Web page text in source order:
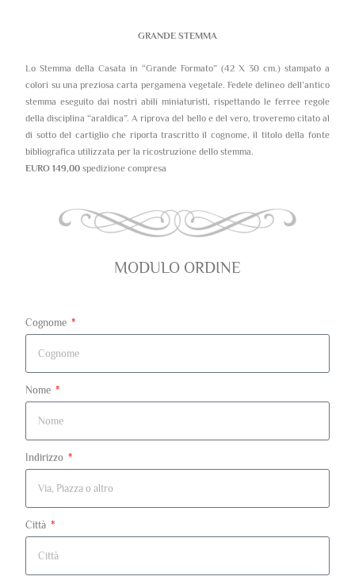
GRANDE STEMMA
Lo Stemma della Casata in “Grande Formato” (42 X 30 cm.) stampato a
colori su una preziosa carta pergamena vegetale. Fedele delineo dell’antico
stemma eseguito dai nostri abili miniaturisti, rispettando le ferree regole
della disciplina “araldica”. A riprova del bello e del vero, troveremo citato al
di sotto del cartiglio che riporta trascritto il cognome, il titolo della fonte
bibliografica utilizzata per la ricostruzione dello stemma.
EURO 149,00 spedizione compresa
MODULO ORDINE
Cognome
Nome
Indirizzo
Città